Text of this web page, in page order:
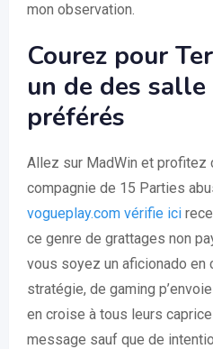
mon observation.
Courez pour
un de des
préférés
Allez sur MadWin et profitez
compagnie de 15 Parties
vogueplay.com vérifie ici
ce genre de grattages non
vous soyez un aficionado en
stratégie, de gaming
en croise à tous leurs
message sauf que de